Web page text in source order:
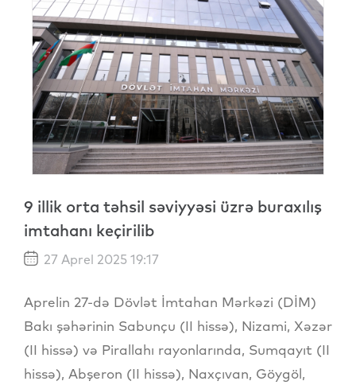
9 illik orta təhsil səviyyəsi üzrə buraxılış
imtahanı keçirilib
27 Aprel 2025 19:17
Aprelin 27-də Dövlət İmtahan Mərkəzi (DİM)
Bakı şəhərinin Sabunçu (II hissə), Nizami, Xəzər
(II hissə) və Pirallahı rayonlarında, Sumqayıt (II
hissə), Abşeron (II hissə), Naxçıvan, Göygöl,